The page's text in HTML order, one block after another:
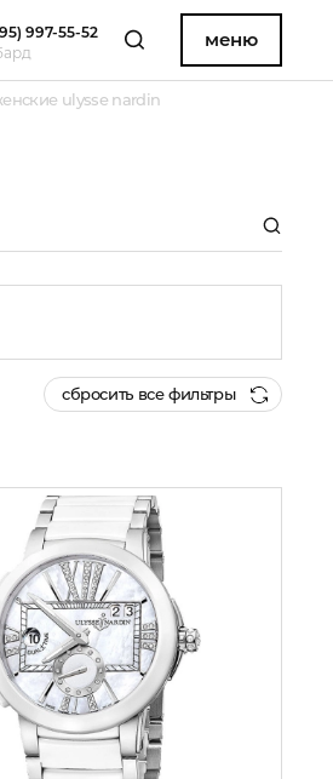
997-55-52
меню
ulysse nardin
сбросить все фильтры